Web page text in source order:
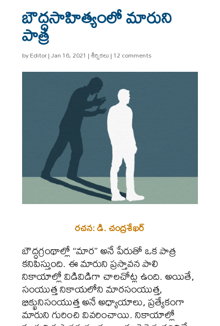
బౌద్ధసాహిత్యంలో మారుని
పాత్ర
byEditor|Jan 16, 2021 |శీర్షికలు|12 comments
రచన: డి. చంద్రశేఖర్
బౌద్ధగ్రంథాల్లో “మార” అనే పేరుతో ఒక పాత్ర
కనిపిస్తుంది. ఈ మారుని ప్రస్తావన పాలి
నికాయాల్లో విడివిడిగా చాలచోట్ల ఉంది. అయితే,
సంయుత్త నికాయలోని మారసంయుత్త,
భిక్ఖునిసంయుత్త అనే అధ్యాయాలు, ప్రత్యేకంగా
మారుని గురించి వివరించాయి. నికాయాల్లో